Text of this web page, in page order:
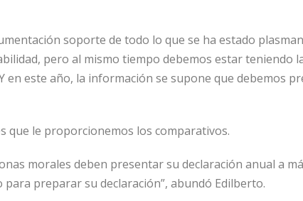
soporte de todo lo que se ha estado
pero al mismo tiempo debemos estar teniendo
en este año, la información se supone que debemos
que le proporcionemos los comparativos.
morales deben presentar su declaración anual a
preparar su declaración”, abundó Edilberto.